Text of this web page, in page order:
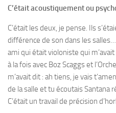
C’était acoustiquement ou
C’était les deux, je pense. Ils
différence de son dans les
ami qui était violoniste qui
à la fois avec Boz Scaggs et
m’avait dit : ah tiens, je vais
de la salle et tu écoutais Santana
C’était un travail de précision